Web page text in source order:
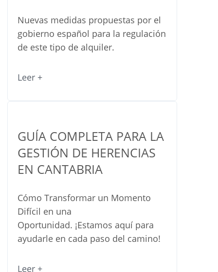
Nuevas medidas propuestas por el
gobierno español para la regulación
de este tipo de alquiler.
Leer +
GUÍA COMPLETA PARA LA
GESTIÓN DE HERENCIAS
EN CANTABRIA
Cómo Transformar un Momento
Difícil en una
Oportunidad. ¡Estamos aquí para
ayudarle en cada paso del camino!
Leer +